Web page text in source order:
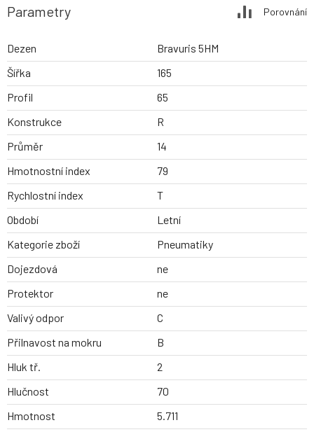
Parametry Porovnání
Dezen
Bravuris 5HM
Šířka
165
Profil
65
Konstrukce
R
Průměr
14
Hmotnostní index
79
Rychlostní index
T
Období
Letní
Kategorie zboží
Pneumatiky
Dojezdová
ne
Protektor
ne
Valivý odpor
C
Přilnavost na mokru
B
Hluk tř.
2
Hlučnost
70
Hmotnost
5.711